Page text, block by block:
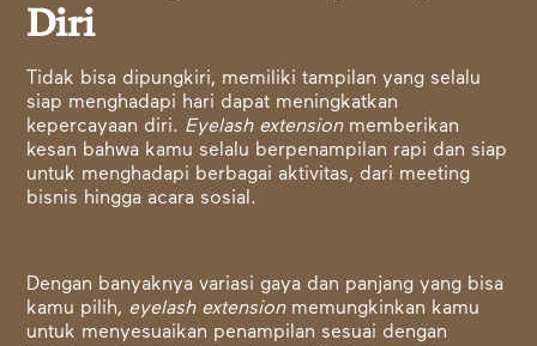
Diri
Tidak bisa dipungkiri, memiliki tampilan yang selalu
siap menghadapi hari dapat meningkatkan
kepercayaan diri. Eyelash extensionmemberikan
kesan bahwa kamu selalu berpenampilan rapi dan siap
untuk menghadapi berbagai aktivitas, dari meeting
bisnis hingga acara sosial.
Dengan banyaknya variasi gaya dan panjang yang bisa
kamu pilih, eyelash extensionmemungkinkan kamu
untuk menyesuaikan penampilan sesuai dengan